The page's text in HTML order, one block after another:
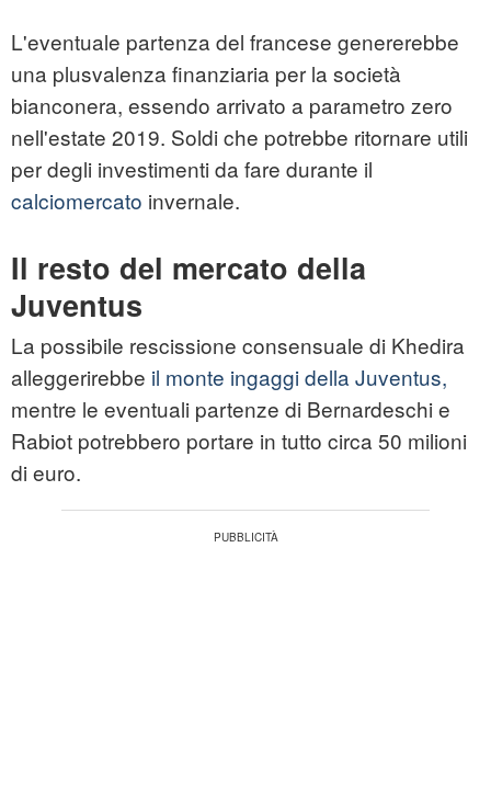
L'eventuale partenza del francese genererebbe
una plusvalenza finanziaria per la società
bianconera, essendo arrivato a parametro zero
nell'estate 2019. Soldi che potrebbe ritornare utili
per degli investimenti da fare durante il
calciomercato invernale.
Il resto del mercato della
Juventus
La possibile rescissione consensuale di Khedira
alleggerirebbe il monte ingaggi della Juventus,
mentre le eventuali partenze di Bernardeschi e
Rabiot potrebbero portare in tutto circa 50 milioni
di euro.